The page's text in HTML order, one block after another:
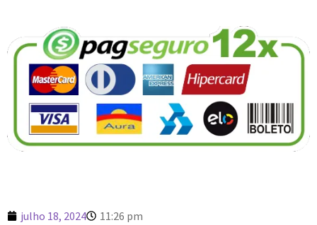
julho 18, 2024
11:26 pm